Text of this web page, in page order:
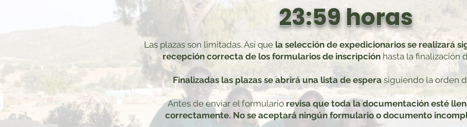
23:59 horas
Las plazas son limitadas. Así que la selección de expedicionarios se realizará
recepción correcta de los formularios de inscripciónhasta la finalización
Finalizadas las plazas se abrirá una lista de espera siguiendo la orden
Antes de enviar el formulario revisa que toda la documentación esté
correctamente. No se aceptará ningún formulario o documento